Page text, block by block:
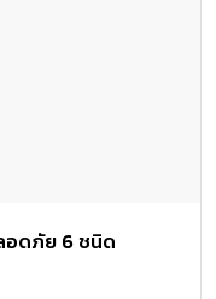
อดภัย 6 ชนิด